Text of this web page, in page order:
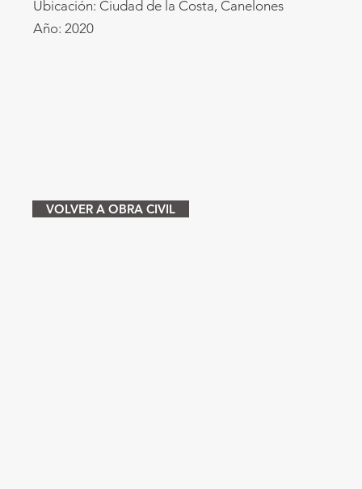
Ubicación: Ciudad de la Costa, Canelones
Año: 2020
VOLVER A OBRA CIVIL